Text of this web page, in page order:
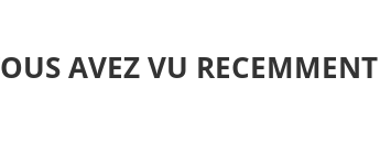
AVEZ VU RECEMMENT